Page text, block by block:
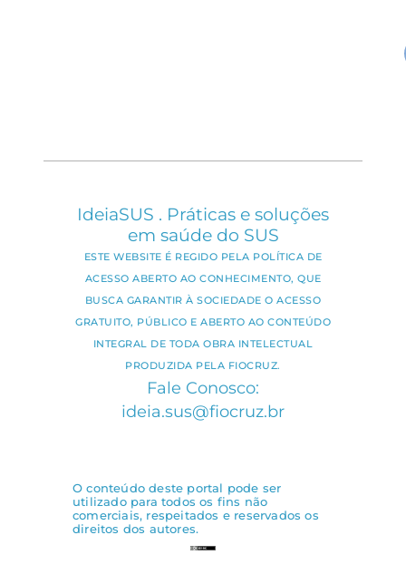
IdeiaSUS . Práticas e soluções
em saúde do SUS
ESTE WEBSITE É REGIDO PELA POLÍTICA DE
ACESSO ABERTO AO CONHECIMENTO, QUE
BUSCA GARANTIR À SOCIEDADE O ACESSO
GRATUITO, PÚBLICO E ABERTO AO CONTEÚDO
INTEGRAL DE TODA OBRA INTELECTUAL
PRODUZIDA PELA FIOCRUZ.
Fale Conosco:
ideia.sus@fiocruz.br
O conteúdo deste portal pode ser
utilizado para todos os fins não
comerciais, respeitados e reservados os
direitos dos autores.